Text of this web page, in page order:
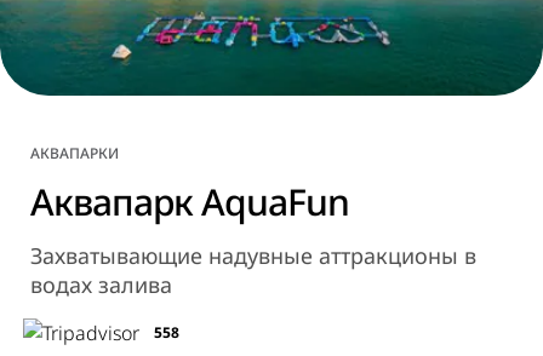
АКВАПАРКИ
Аквапарк AquaFun
Захватывающие надувные аттракционы в
водах залива
558